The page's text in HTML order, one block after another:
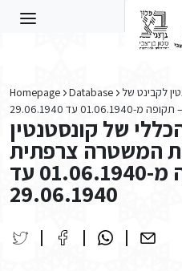
Homepage Database
לקבינט של
עד 29.06.1940
של קונסטנטין
המשטרה צרפתית
באלג’יר – תקופה מ-01.06.1940 עד
29.06.1940